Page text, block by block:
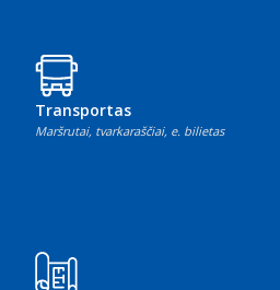
Transportas
Maršrutai, tvarkaraščiai, e. bilietas